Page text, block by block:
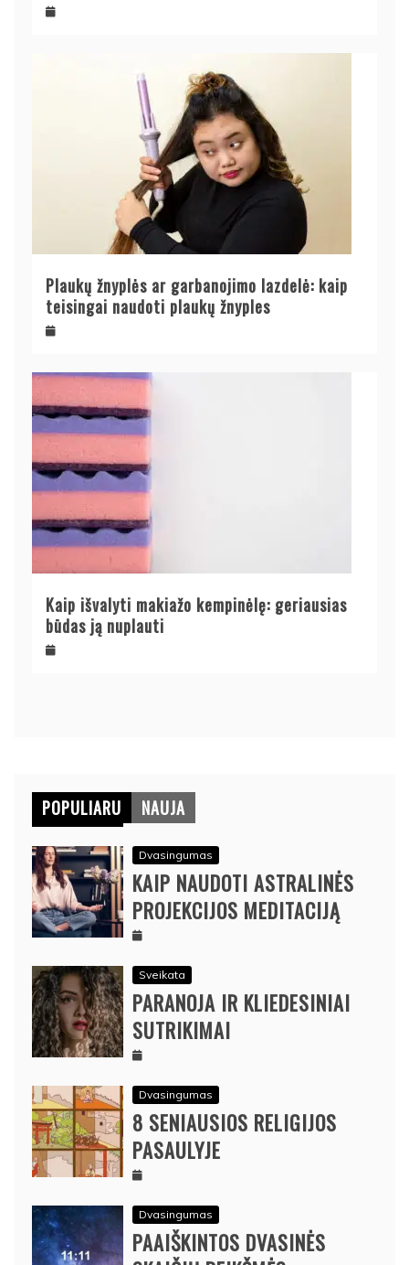
Plaukų žnyplės ar garbanojimo lazdelė: kaip
teisingai naudoti plaukų žnyples
Kaip išvalyti makiažo kempinėlę: geriausias
būdas ją nuplauti
POPULIARU NAUJA
Dvasingumas
KAIP NAUDOTI ASTRALINĖS
PROJEKCIJOS MEDITACIJĄ
Sveikata
PARANOJA IR KLIEDESINIAI
SUTRIKIMAI
Dvasingumas
8 SENIAUSIOS RELIGIJOS
PASAULYJE
Dvasingumas
PAAIŠKINTOS DVASINĖS